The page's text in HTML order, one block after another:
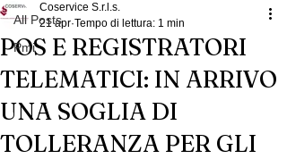
All Posts
Pmi
POS E REGISTRATORI
TELEMATICI: IN ARRIVO
UNA SOGLIA DI
TOLLERANZA PER GLI
Coservice S.r.l.s.
21 apr Tempo di lettura: 1 min